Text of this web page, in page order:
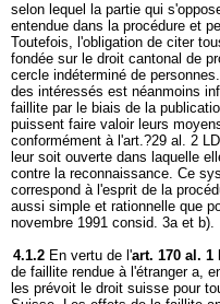
selon lequel la partie qui
entendue dans la procédure et
Toutefois, l'obligation de citer
fondée sur le droit cantonal de
cercle indéterminé de
des intéressés est néanmoins
faillite par le biais de la
puissent faire valoir leurs
conformément à l'art.?29 al. 2
leur soit ouverte dans laquelle
contre la reconnaissance. Ce
correspond à l'esprit de la
aussi simple et rationnelle que
novembre 1991 consid. 3a et b).
4.1.2 En vertu de l'art. 170 al. 1
de faillite rendue à l'étranger a,
les prévoit le droit suisse pour